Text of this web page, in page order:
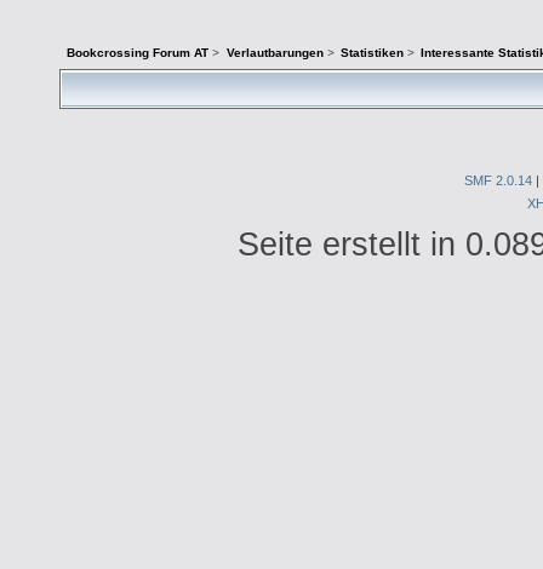
Bookcrossing Forum AT > Verlautbarungen> Statistiken> Interessante
SMF 2.0.14 |
Seite erstellt in